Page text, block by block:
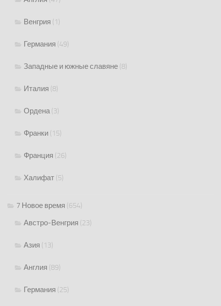
Венгрия (1)
Германия (49)
Западные и южные славяне (8)
Италия (8)
Ордена(3)
Франки (15)
Франция (26)
Халифат (5)
7 Новое время (654)
Австро-Венгрия (23)
Азия (13)
Англия (89)
Германия (25)